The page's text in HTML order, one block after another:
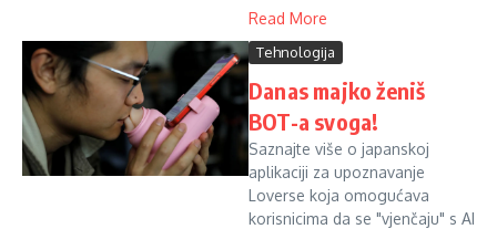
Read More
Tehnologija
Danas majko ženiš
BOT-a svoga!
Saznajte više o japanskoj
aplikaciji za upoznavanje
Loverse koja omogućava
korisnicima da se "vjenčaju" s AI